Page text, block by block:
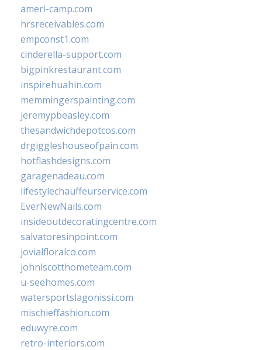
ameri-camp.com
hrsreceivables.com
empconst1.com
cinderella-support.com
bigpinkrestaurant.com
inspirehuahin.com
memmingerspainting.com
jeremypbeasley.com
thesandwichdepotcos.com
drgiggleshouseofpain.com
hotflashdesigns.com
garagenadeau.com
lifestylechauffeurservice.com
EverNewNails.com
insideoutdecoratingcentre.com
salvatoresinpoint.com
jovialfloralco.com
johnlscotthometeam.com
u-seehomes.com
watersportslagonissi.com
mischieffashion.com
eduwyre.com
retro-interiors.com